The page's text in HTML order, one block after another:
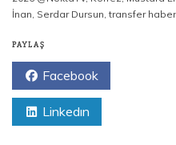
İnan, Serdar Dursun,transfer
PAYLAŞ
Facebook
Linkedın